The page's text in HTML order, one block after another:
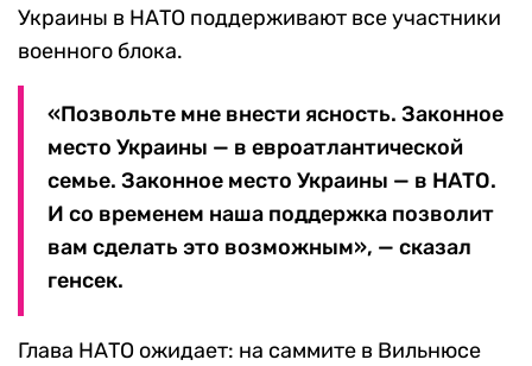
Украины в НАТО поддерживают все участники
военного блока.
«Позвольте мне внести ясность. Законное
место Украины — в евроатлантической
семье. Законное место Украины — в НАТО.
И со временем наша поддержка позволит
вам сделать это возможным», — сказал
генсек.
Глава НАТО ожидает: на саммите в Вильнюсе